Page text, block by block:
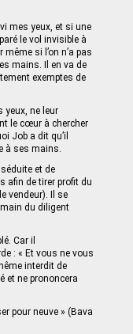
mes yeux, et si une
le vol invisible à
si l’on n’a pas
mains. Il en va de
exemptes de
yeux, ne leur
le cœur à chercher
Job a dit qu’il
à ses mains.
et de
afin de tirer profit du
vendeur). Il se
du diligent
Car il
: « Et vous ne vous
interdit de
et ne prononcera
pour neuve » (Bava